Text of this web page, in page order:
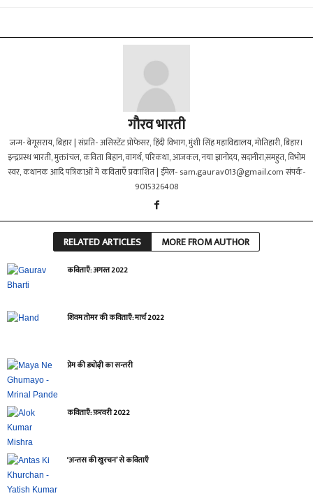
गौरव भारती
जन्म- बेगूसराय, बिहार | संप्रति- असिस्टेंट प्रोफेसर, हिंदी विभाग, मुंशी सिंह महाविद्यालय, मोतिहारी, बिहार।
इन्द्रप्रस्थ भारती, मुक्तांचल, कविता बिहान, वागर्थ, परिकथा, आजकल, नया ज्ञानोदय, सदानीरा,समहुत, विभोम
स्वर, कथानक आदि पत्रिकाओं में कविताएँ प्रकाशित | ईमेल- sam.gaurav013@gmail.comसंपर्क-
9015326408
RELATED ARTICLES MORE FROM AUTHOR
कविताएँ: अगस्त 2022
शिवम तोमर की कविताएँ: मार्च 2022
प्रेम की ड्योढ़ी का सन्तरी
कविताएँ: फ़रवरी 2022
‘अन्तस की खुरचन’ से कविताएँ